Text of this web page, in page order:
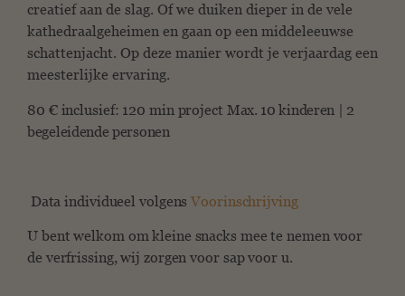
creatief aan de slag. Of we duiken dieper in de vele
kathedraalgeheimen en gaan op een middeleeuwse
schattenjacht. Op deze manier wordt je verjaardag een
meesterlijke ervaring.
80 € inclusief: 120 min project Max. 10 kinderen | 2
begeleidende personen
Data individueel volgensVoorinschrijving
U bent welkom om kleine snacks mee te nemen voor
de verfrissing, wij zorgen voor sap voor u.